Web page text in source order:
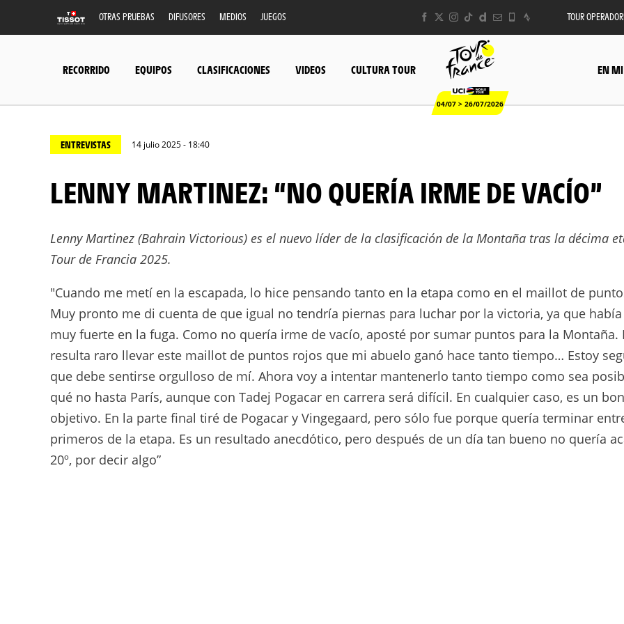
OTRAS PRUEBAS DIFUSORES MEDIOS JUEGOS TOUR
RECORRIDO EQUIPOS CLASIFICACIONES VIDEOS CULTURA TOUR
04/07 > 26/07/2026
EN MI
ENTREVISTAS 14 julio 2025 - 18:40
LENNY MARTINEZ: “NO QUERÍA IRME DE VACÍO”
Lenny Martinez (Bahrain Victorious) es el nuevo líder de la clasificación de la Montaña tras la décima
Tour de Francia 2025.
"Cuando me metí en la escapada, lo hice pensando tanto en la etapa como en el maillot de
Muy pronto me di cuenta de que igual no tendría piernas para luchar por la victoria, ya que
muy fuerte en la fuga. Como no quería irme de vacío, aposté por sumar puntos para la Montaña.
resulta raro llevar este maillot de puntos rojos que mi abuelo ganó hace tanto tiempo… Estoy
que debe sentirse orgulloso de mí. Ahora voy a intentar mantenerlo tanto tiempo como sea
qué no hasta París, aunque con Tadej Pogacar en carrera será difícil. En cualquier caso, es un
objetivo. En la parte final tiré de Pogacar y Vingegaard, pero sólo fue porque quería terminar
primeros de la etapa. Es un resultado anecdótico, pero después de un día tan bueno no quería
20º, por decir algo”